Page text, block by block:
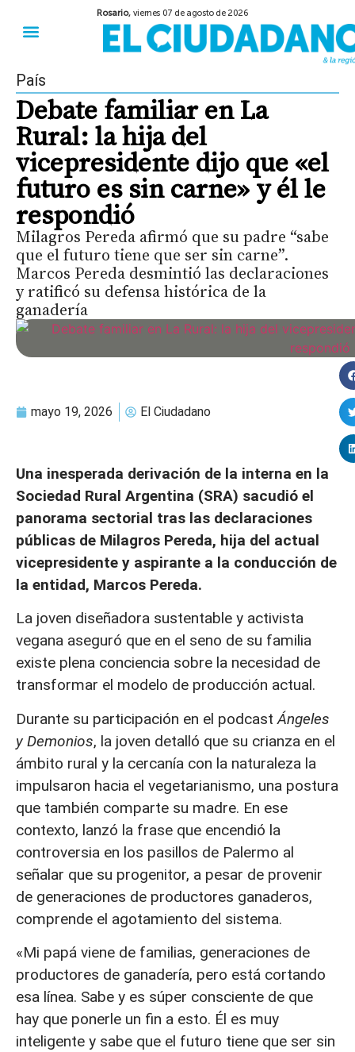
Rosario, viernes 07 de agosto de 2026
País
Debate familiar en La
Rural: la hija del
vicepresidente dijo que «el
futuro es sin carne» y él le
respondió
Milagros Pereda afirmó que su padre “sabe
que el futuro tiene que ser sin carne”.
Marcos Pereda desmintió las declaraciones
y ratificó su defensa histórica de la
ganadería
mayo 19, 2026 El Ciudadano
Una inesperada derivación de la interna en la
Sociedad Rural Argentina (SRA) sacudió el
panorama sectorial tras las declaraciones
públicas de Milagros Pereda, hija del actual
vicepresidente y aspirante a la conducción de
la entidad, Marcos Pereda.
La joven diseñadora sustentable y activista
vegana aseguró que en el seno de su familia
existe plena conciencia sobre la necesidad de
transformar el modelo de producción actual.
Durante su participación en el podcastÁngeles
y Demonios, la joven detalló que su crianza en el
ámbito rural y la cercanía con la naturaleza la
impulsaron hacia el vegetarianismo, una postura
que también comparte su madre. En ese
contexto, lanzó la frase que encendió la
controversia en los pasillos de Palermo al
señalar que su progenitor, a pesar de provenir
de generaciones de productores ganaderos,
comprende el agotamiento del sistema.
«Mi papá viene de familias, generaciones de
productores de ganadería, pero está cortando
esa línea. Sabe y es súper consciente de que
hay que ponerle un fin a esto. Él es muy
inteligente y sabe que el futuro tiene que ser sin